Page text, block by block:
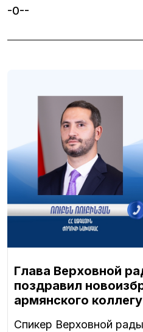
-0--
Глава Верховной
поздравил
армянского коллегу
Спикер Верховной